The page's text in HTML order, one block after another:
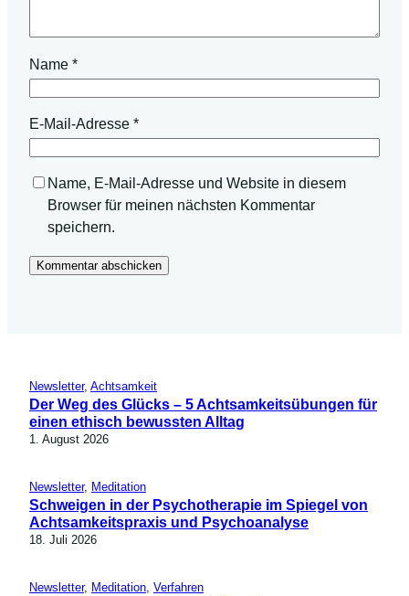
Name *
E-Mail-Adresse *
Name, E-Mail-Adresse und Website in diesem
Browser für meinen nächsten Kommentar
speichern.
Newsletter, Achtsamkeit
Der Weg des Glücks – 5 Achtsamkeitsübungen für
einen ethisch bewussten Alltag
1. August 2026
Newsletter, Meditation
Schweigen in der Psychotherapie im Spiegel von
Achtsamkeitspraxis und Psychoanalyse
18. Juli 2026
Newsletter, Meditation, Verfahren